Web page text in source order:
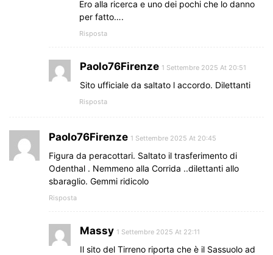
Ero alla ricerca e uno dei pochi che lo danno
per fatto….
Risposta
Paolo76Firenze 1 Settembre 2025 At 20:51
Sito ufficiale da saltato l accordo. Dilettanti
Risposta
Paolo76Firenze 1 Settembre 2025 At 20:45
Figura da peracottari. Saltato il trasferimento di
Odenthal . Nemmeno alla Corrida ..dilettanti allo
sbaraglio. Gemmi ridicolo
Risposta
Massy 1 Settembre 2025 At 22:11
Il sito del Tirreno riporta che è il Sassuolo ad